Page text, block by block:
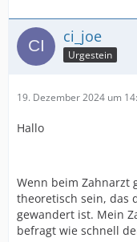
ci_joe
Urgestein
19. Dezember 2024 um
Hallo
Wenn beim Zahnarzt
theoretisch sein, das
gewandert ist. Mein
befragt wie schnell